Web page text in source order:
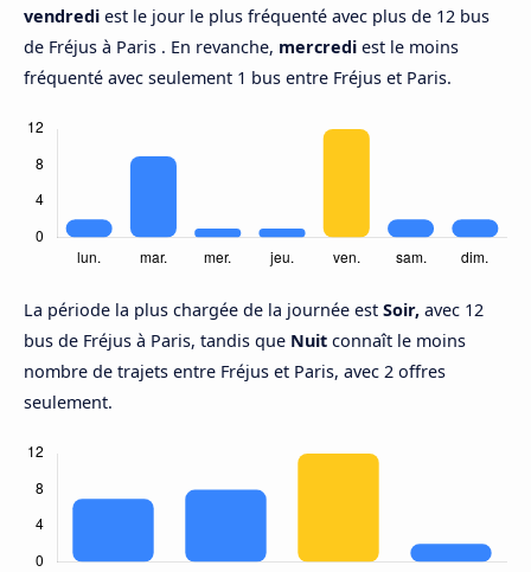
vendredi est le jour le plus fréquenté avec plus de 12 bus
de Fréjus à Paris . En revanche, mercredi est le moins
fréquenté avec seulement 1 bus entre Fréjus et Paris.
La période la plus chargée de la journée est Soir, avec 12
bus de Fréjus à Paris, tandis que Nuit connaît le moins
nombre de trajets entre Fréjus et Paris, avec 2 offres
seulement.